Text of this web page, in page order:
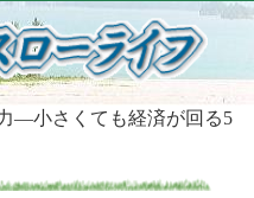
―小さくても経済が回る5